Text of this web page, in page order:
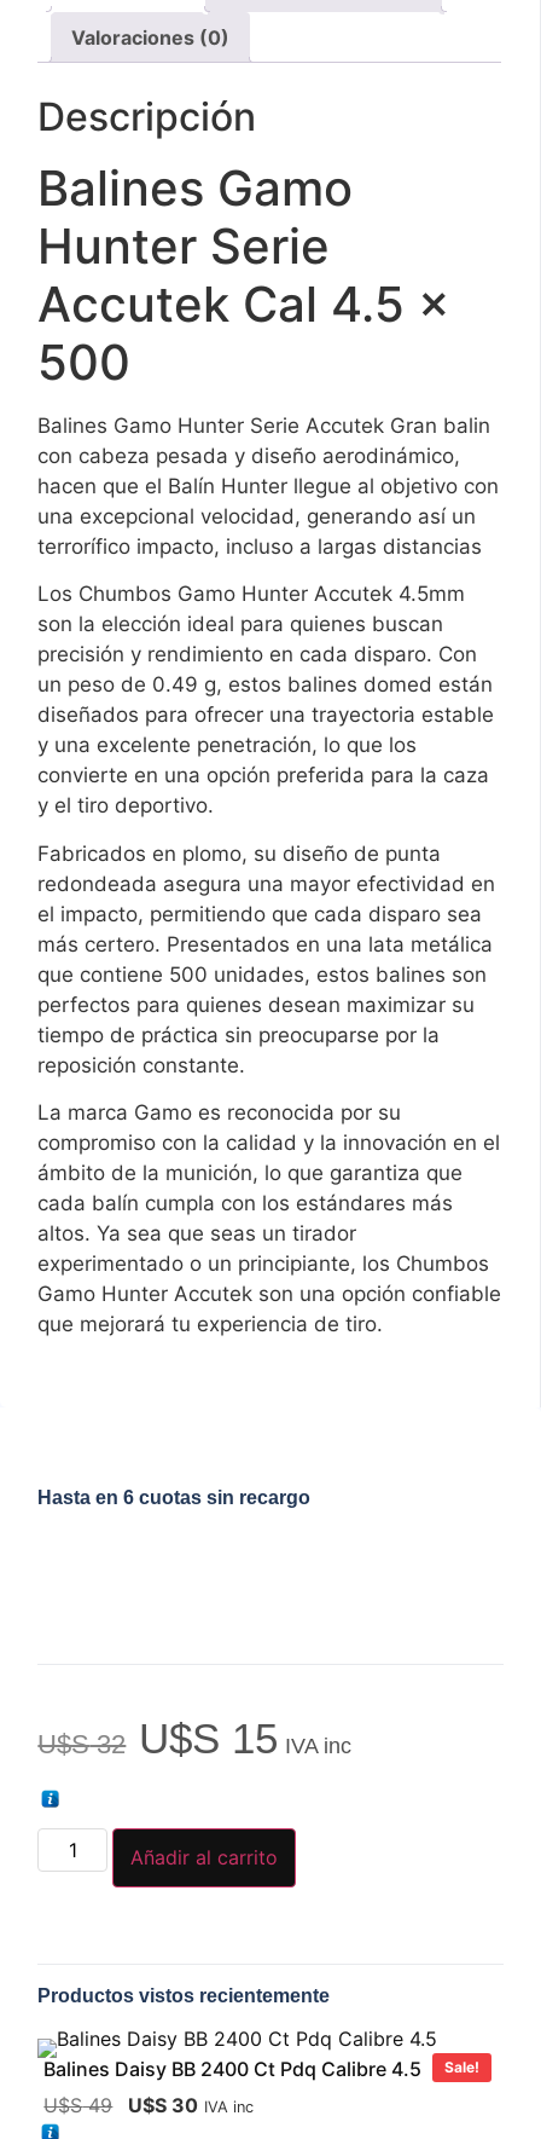
Valoraciones (0)
Descripción
Balines Gamo
Hunter Serie
Accutek Cal 4.5 x
500
Balines Gamo Hunter Serie Accutek Gran balin
con cabeza pesada y diseño aerodinámico,
hacen que el Balín Hunter llegue al objetivo con
una excepcional velocidad, generando así un
terrorífico impacto, incluso a largas distancias
Los Chumbos Gamo Hunter Accutek 4.5mm
son la elección ideal para quienes buscan
precisión y rendimiento en cada disparo. Con
un peso de 0.49 g, estos balines domed están
diseñados para ofrecer una trayectoria estable
y una excelente penetración, lo que los
convierte en una opción preferida para la caza
y el tiro deportivo.
Fabricados en plomo, su diseño de punta
redondeada asegura una mayor efectividad en
el impacto, permitiendo que cada disparo sea
más certero. Presentados en una lata metálica
que contiene 500 unidades, estos balines son
perfectos para quienes desean maximizar su
tiempo de práctica sin preocuparse por la
reposición constante.
La marca Gamo es reconocida por su
compromiso con la calidad y la innovación en el
ámbito de la munición, lo que garantiza que
cada balín cumpla con los estándares más
altos. Ya sea que seas un tirador
experimentado o un principiante, los Chumbos
Gamo Hunter Accutek son una opción confiable
que mejorará tu experiencia de tiro.
Hasta en 6 cuotas sin recargo
U$S32 U$S 15 IVA inc
Añadir al carrito
Productos vistos recientemente
Sale!
Balines Daisy BB 2400 Ct Pdq Calibre 4.5
U$S49 U$S 30 IVA inc